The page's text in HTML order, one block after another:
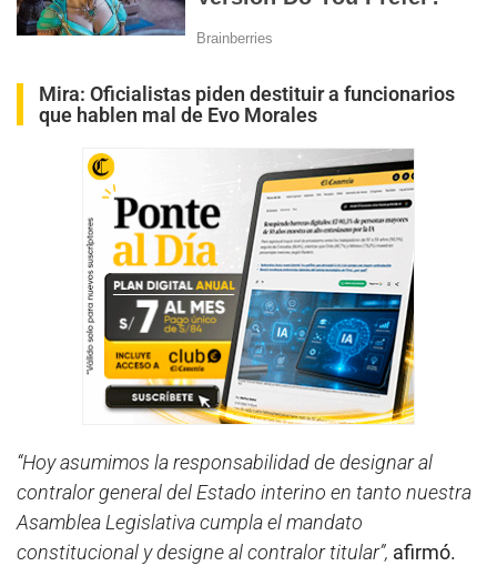
Mira: Oficialistas piden destituir a funcionarios
que hablen mal de Evo Morales
“Hoy asumimos la responsabilidad de designar al
contralor general del Estado interino en tanto nuestra
Asamblea Legislativa cumpla el mandato
constitucional y designe al contralor titular”, afirmó.